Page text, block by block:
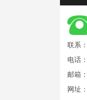
联系
电话
邮箱：
网址：